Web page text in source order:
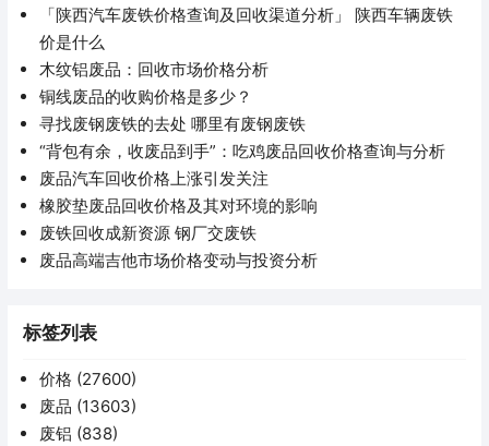
「陕西汽车废铁价格查询及回收渠道分析」 陕西车辆废铁
价是什么
木纹铝废品：回收市场价格分析
铜线废品的收购价格是多少？
寻找废钢废铁的去处 哪里有废钢废铁
“背包有余，收废品到手”：吃鸡废品回收价格查询与分析
废品汽车回收价格上涨引发关注
橡胶垫废品回收价格及其对环境的影响
废铁回收成新资源 钢厂交废铁
废品高端吉他市场价格变动与投资分析
标签列表
价格 (27600)
废品 (13603)
废铝 (838)